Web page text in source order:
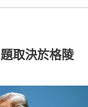
取決於格陵